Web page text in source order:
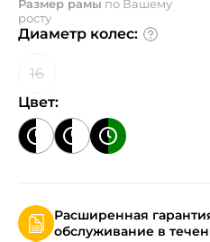
Размер рамы по Вашему
росту
Диаметр колес:
16
Цвет:
Расширенная
обслуживание в